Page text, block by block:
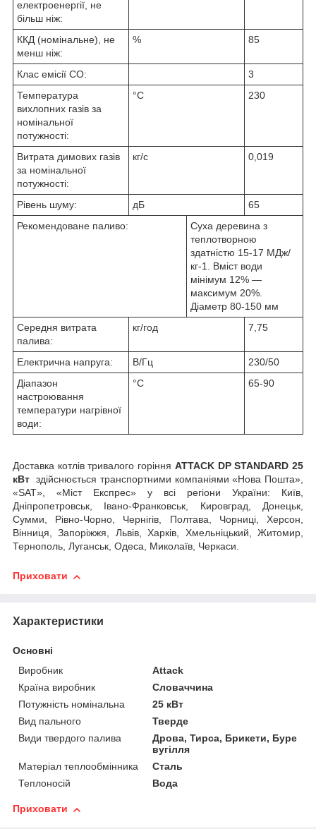
електроенергії, не
більш ніж:
ККД (номінальне), не
менш ніж:
% 85
Клас емісії CO:
3
Температура
вихлопних газів за
номінальної
потужності:
°C 230
Витрата димових газів
за номінальної
потужності:
кг/с 0,019
Рівень шуму: дБ
65
Рекомендоване паливо:
Суха деревина з
теплотворною
здатністю 15-17 МДж/
кг-1. Вміст води
мінімум 12% —
максимум 20%.
Діаметр 80-150 мм
Середня витрата
палива:
кг/год 7,75
Електрична напруга: В/Гц
230/50
Діапазон
настроювання
температури нагрівної
води:
°C 65-90
Доставка котлів тривалого горіння ATTACK DPSTANDARD 25
кВт здійснюється транспортними компаніями «Нова Пошта»,
«SAT», «Міст Експрес» у всі регіони України: Київ,
Дніпропетровськ, Івано-Франковськ, Кировград, Донецьк,
Сумми, Рівно-Чорно, Чернігів, Полтава, Чорниці, Херсон,
Вінниця, Запоріжжя, Львів, Харків, Хмельніцький, Житомир,
Тернополь, Луганськ, Одеса, Миколаїв, Черкаси.
Приховати
Характеристики
Основні
Виробник
Attack
Країна виробник
Словаччина
Потужність номінальна
25 кВт
Вид пального
Тверде
Види твердого палива
Дрова, Тирса, Брикети, Буре
вугілля
Матеріал теплообмінника
Сталь
Теплоносій
Вода
Приховати